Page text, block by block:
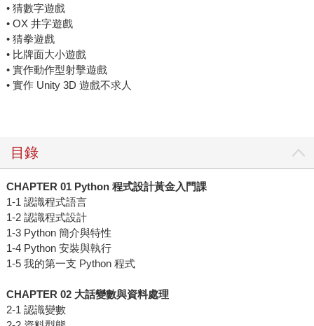
• 猜數字遊戲
• OX 井字遊戲
• 猜拳遊戲
• 比牌面大小遊戲
• 實作動作型射擊遊戲
• 實作 Unity 3D 遊戲不求人
目錄
CHAPTER 01 Python 程式設計黃金入門課
1-1 認識程式語言
1-2 認識程式設計
1-3 Python 簡介與特性
1-4 Python 安裝與執行
1-5 我的第一支 Python 程式
CHAPTER 02 大話變數與資料處理
2-1 認識變數